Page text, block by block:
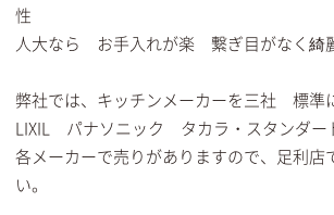
性
人大なら お手入れが楽 繋ぎ目がなく綺
弊社では、キッチンメーカーを三社 標準
LIXIL パナソニック タカラ・スタンダー
各メーカーで売りがありますので、足利店
い。